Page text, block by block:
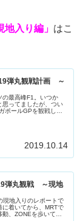
地入り編」 はこ
弾丸観戦計画 ～
の最高峰F1。いつか
思ってましたが、つい
ポールGPを観戦して
2019.10.14
弾丸観戦 ～現地
現地入りのレポートで
に着いてから、MRTで
、ZONEを歩いてみ